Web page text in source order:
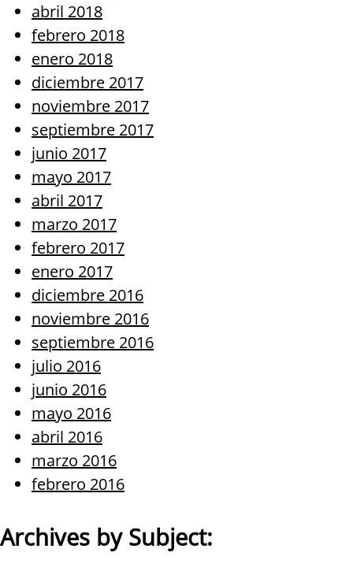
abril 2018
febrero 2018
enero 2018
diciembre 2017
noviembre 2017
septiembre 2017
junio 2017
mayo 2017
abril 2017
marzo 2017
febrero 2017
enero 2017
diciembre 2016
noviembre 2016
septiembre 2016
julio 2016
junio 2016
mayo 2016
abril 2016
marzo 2016
febrero 2016
Archives by Subject: